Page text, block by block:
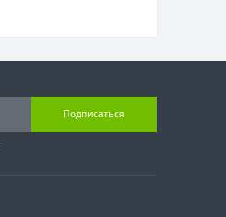
Подписаться